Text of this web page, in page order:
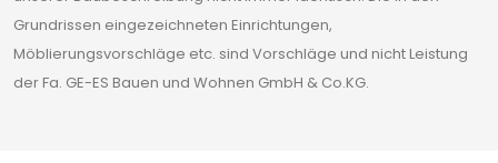
Grundrissen eingezeichneten Einrichtungen,
Möblierungsvorschläge etc. sind Vorschläge und nicht Leistung
der Fa. GE-ES Bauen und Wohnen GmbH & Co.KG.